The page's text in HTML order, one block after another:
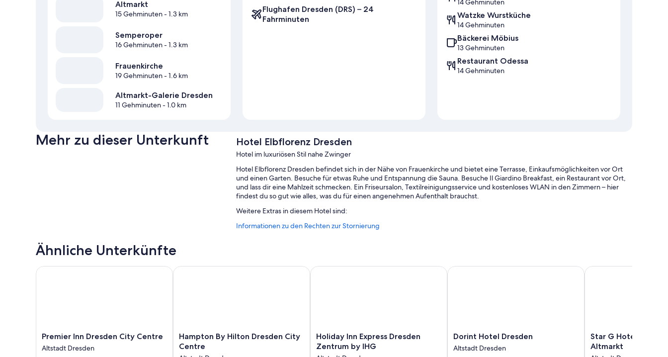
Altmarkt
15 Gehminuten- 1.3 km
Semperoper
16 Gehminuten- 1.3 km
Frauenkirche
19 Gehminuten- 1.6 km
Altmarkt-Galerie Dresden
11 Gehminuten- 1.0 km
Flughafen Dresden (DRS) – 24
Fahrminuten
14 Gehminuten
Watzke Wurstküche
14 Gehminuten
Bäckerei Möbius
13 Gehminuten
Restaurant Odessa
14 Gehminuten
Mehr zu dieser Unterkunft Hotel Elbflorenz Dresden
Hotel im luxuriösen Stil nahe Zwinger
Hotel Elbflorenz Dresden befindet sich in der Nähe von Frauenkirche und bietet eine Terrasse, Einkaufsmöglichkeiten vor Ort
und einen Garten. Besuche für etwas Ruhe und Entspannung die Sauna. Besuche Il Giardino Breakfast, ein Restaurant vor Ort,
und lass dir eine Mahlzeit schmecken. Ein Friseursalon, Textilreinigungsservice und kostenloses WLAN in den Zimmern – hier
findest du so gut wie alles, was du für einen angenehmen Aufenthalt brauchst.
Weitere Extras in diesem Hotel sind:
Ein Limousinenservice, ein Frühstücksbuffet (gegen Aufpreis) und ein Fahrradverleih
Gästebewertungen zufolge wissen Reisende insbesondere das hilfsbereite Personal der Unterkunft zu schätzen.
Heizung und Deckenventilatoren
Allergikerbettwaren und Betten mit Pillowtop-Matratzen
Informationen zu den Rechten zur Stornierung
Ähnliche Unterkünfte
Premier
Inn
Dresden
Premier Inn Dresden City Centre
Altstadt Dresden
Premier Inn Dresden City Centre
Hampton
By
Hampton By Hilton Dresden City
Centre
Hampton By Hilton Dresden City Centre
Holiday
Inn
Holiday Inn Express Dresden
Zentrum by IHG
Holiday Inn Express Dresden Zentrum by IHG
Dorint
Hotel
Dresden
Dorint Hotel Dresden
Altstadt Dresden
Dorint Hotel Dresden
Star
G
Star G Hotel
Altmarkt
Star G Hotel Premium